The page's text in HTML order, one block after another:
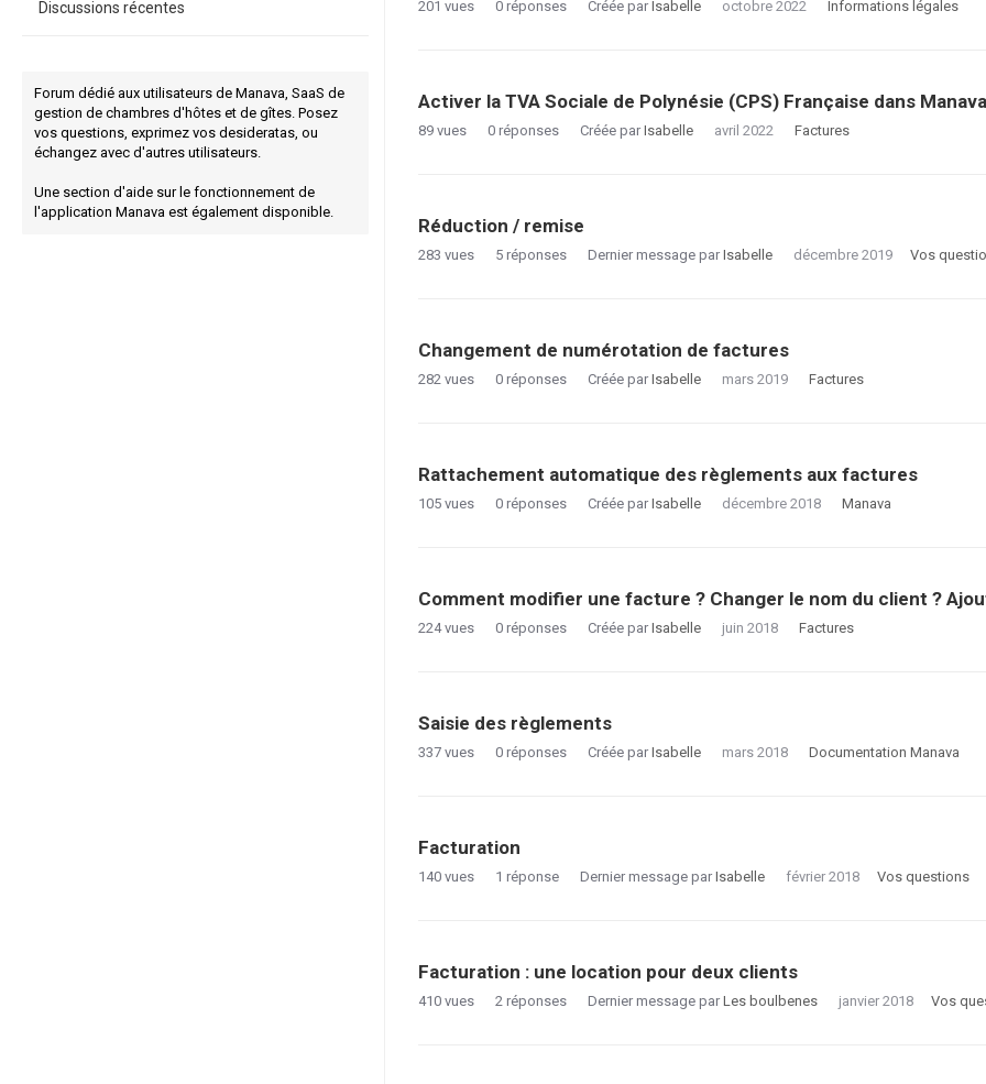
Discussions récentes
Forum dédié aux utilisateurs de Manava, SaaS de
gestion de chambres d'hôtes et de gîtes. Posez
vos questions, exprimez vos desideratas, ou
échangez avec d'autres utilisateurs.
Une section d'aide sur le fonctionnement de
l'application Manava est également disponible.
201 vues 0 réponses Créée par Isabelle octobre 2022 Informations légales
Activer la TVA Sociale de Polynésie (CPS) Française dans Manava
89 vues 0 réponses Créée par Isabelle avril 2022 Factures
Réduction / remise
283 vues 5 réponses Dernier message par Isabelle décembre 2019 Vos
Changement de numérotation de factures
282 vues 0 réponses Créée par Isabelle mars 2019 Factures
Rattachement automatique des règlements aux factures
105 vues 0 réponses Créée par Isabelle décembre 2018 Manava
Comment modifier une facture ? Changer le nom du client ?
224vues 0 réponses Créée par Isabelle juin 2018 Factures
Saisie des règlements
337 vues 0 réponses Créée par Isabelle mars 2018 Documentation Manava
Facturation
140 vues 1 réponse Dernier message par Isabelle février 2018 Vos questions
Facturation : une location pour deux clients
410 vues 2 réponses Dernier message par Les boulbenes janvier 2018 Vos